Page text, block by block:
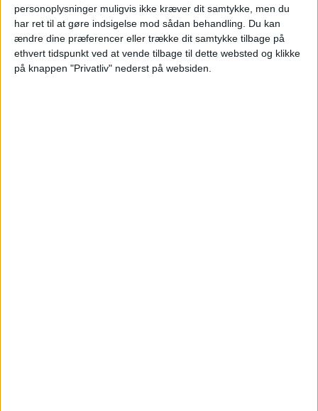
personoplysninger muligvis ikke kræver dit samtykke, men du
har ret til at gøre indsigelse mod sådan behandling.
Du kan
ændre dine præferencer eller trække dit samtykke tilbage på
ethvert tidspunkt ved at vende tilbage til dette websted og klikke
på knappen "Privatliv" nederst på websiden.
SAS var Europas mest punktlige
flyselskab i juli